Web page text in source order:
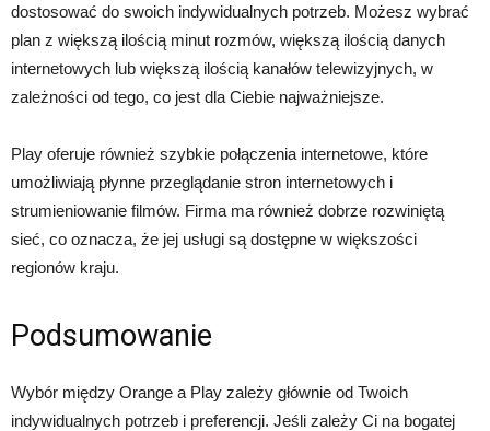
dostosować do swoich indywidualnych potrzeb. Możesz wybrać
plan z większą ilością minut rozmów, większą ilością danych
internetowych lub większą ilością kanałów telewizyjnych, w
zależności od tego, co jest dla Ciebie najważniejsze.
Play oferuje również szybkie połączenia internetowe, które
umożliwiają płynne przeglądanie stron internetowych i
strumieniowanie filmów. Firma ma również dobrze rozwiniętą
sieć, co oznacza, że ​​jej usługi są dostępne w większości
regionów kraju.
Podsumowanie
Wybór między Orange a Play zależy głównie od Twoich
indywidualnych potrzeb i preferencji. Jeśli zależy Ci na bogatej